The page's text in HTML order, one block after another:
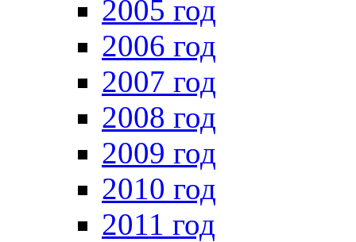
2005 год
2006 год
2007 год
2008 год
2009 год
2010 год
2011 год